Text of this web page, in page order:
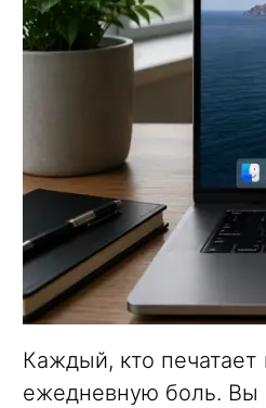
Каждый, кто печатает
ежедневную боль. Вы